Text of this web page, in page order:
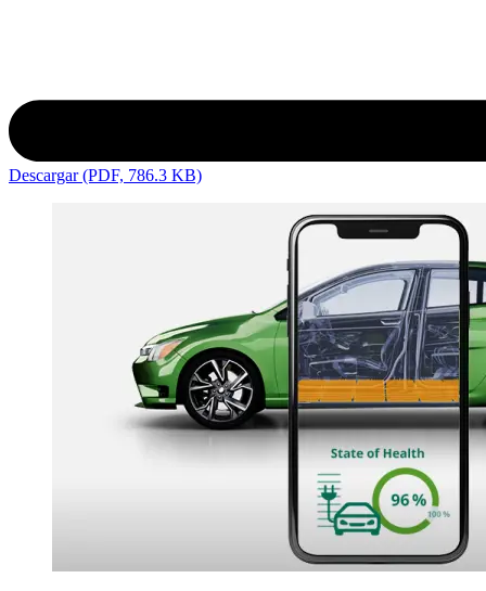
Descargar (PDF, 786.3 KB)